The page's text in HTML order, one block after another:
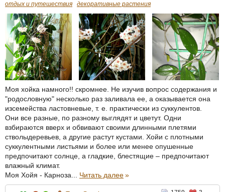
отдых и путешествия декоративные растения
Моя хойка намного!! скромнее. Не изучив вопрос содержания и
"родословную" несколько раз заливала ее, а оказывается она
изсемейства ластовневые, т. е. практически из суккулентов.
Они все разные, по разному выглядят и цветут. Одни
взбираются вверх и обвивают своими длинными плетями
стволыдеревьев, а другие растут кустами. Хойи с плотными
суккулентными листьями и более или менее опушенные
предпочитают солнце, а гладкие, блестящие – предпочитают
влажный климат.
Моя Хойя - Карноза... Читать далее»